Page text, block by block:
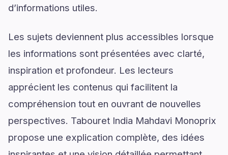
d’informations utiles.
Les sujets deviennent plus accessibles lorsque
les informations sont présentées avec clarté,
inspiration et profondeur. Les lecteurs
apprécient les contenus qui facilitent la
compréhension tout en ouvrant de nouvelles
perspectives. Tabouret India Mahdavi Monoprix
propose une explication complète, des idées